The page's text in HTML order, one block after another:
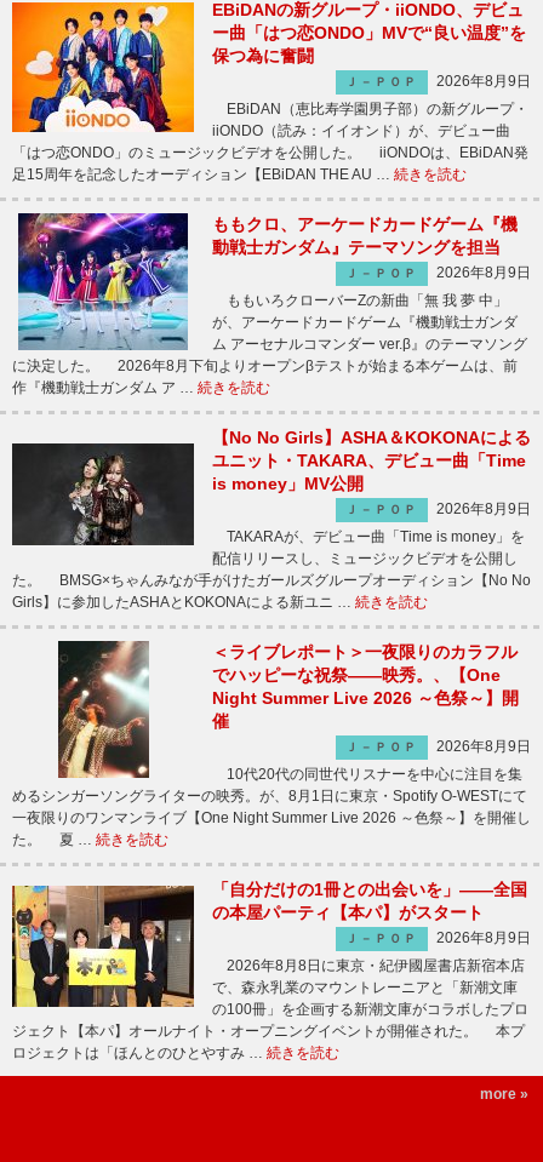
EBiDANの新グループ・iiONDO、デビュ
ー曲「はつ恋ONDO」MVで“良い温度”を
保つ為に奮闘
Ｊ－ＰＯＰ
2026年8月9日
EBiDAN（恵比寿学園男子部）の新グループ・
iiONDO（読み：イイオンド）が、デビュー曲
「はつ恋ONDO」のミュージックビデオを公開した。 iiONDOは、EBiDAN発
足15周年を記念したオーディション【EBiDAN THE AU … 続きを読む
ももクロ、アーケードカードゲーム『機
動戦士ガンダム』テーマソングを担当
Ｊ－ＰＯＰ
2026年8月9日
ももいろクローバーZの新曲「無 我 夢 中」
が、アーケードカードゲーム『機動戦士ガンダ
ム アーセナルコマンダー ver.β』のテーマソング
に決定した。 2026年8月下旬よりオープンβテストが始まる本ゲームは、前
作『機動戦士ガンダム ア … 続きを読む
【No No Girls】ASHA＆KOKONAによる
ユニット・TAKARA、デビュー曲「Time
is money」MV公開
Ｊ－ＰＯＰ
2026年8月9日
TAKARAが、デビュー曲「Time is money」を
配信リリースし、ミュージックビデオを公開し
た。 BMSG×ちゃんみなが手がけたガールズグループオーディション【No No
Girls】に参加したASHAとKOKONAによる新ユニ … 続きを読む
＜ライブレポート＞一夜限りのカラフル
でハッピーな祝祭――映秀。、【One
Night Summer Live 2026 ～色祭～】開
催
Ｊ－ＰＯＰ
2026年8月9日
10代20代の同世代リスナーを中心に注目を集
めるシンガーソングライターの映秀。が、8月1日に東京・Spotify O-WESTにて
一夜限りのワンマンライブ【One Night Summer Live 2026 ～色祭～】を開催し
た。 夏 … 続きを読む
「自分だけの1冊との出会いを」――全国
の本屋パーティ【本パ】がスタート
Ｊ－ＰＯＰ
2026年8月9日
2026年8月8日に東京・紀伊國屋書店新宿本店
で、森永乳業のマウントレーニアと「新潮文庫
の100冊」を企画する新潮文庫がコラボしたプロ
ジェクト【本パ】オールナイト・オープニングイベントが開催された。 本プ
ロジェクトは「ほんとのひとやすみ … 続きを読む
more »